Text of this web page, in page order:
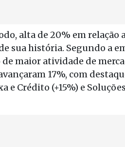
alta de 20% em relação
sua história. Segundo a
maior atividade de
17%, com
e Crédito (+15%) e